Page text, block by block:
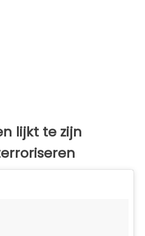
lijkt te zijn